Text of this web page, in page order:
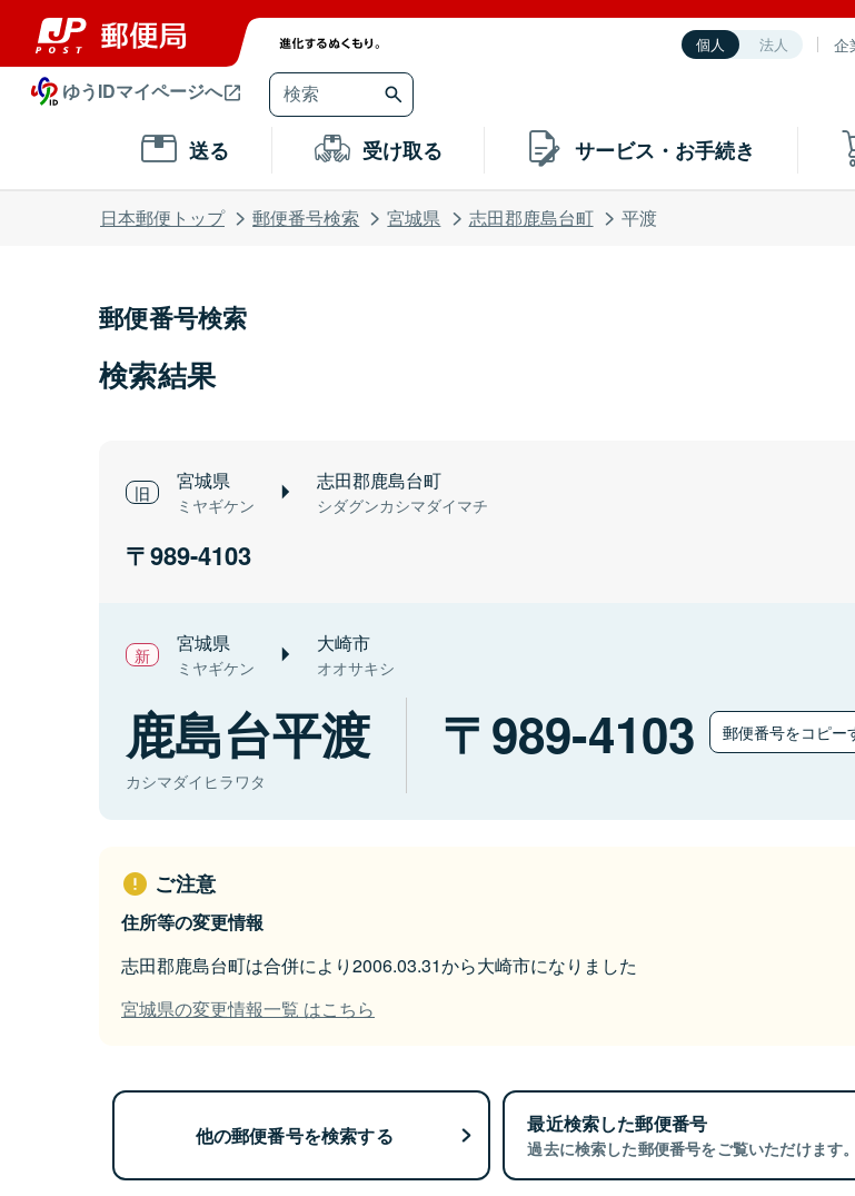
個人 法人 企
ゆうIDマイページへ
送る 受け取る サービス・お手続き
日本郵便トップ 郵便番号検索 宮城県 志田郡鹿島台町 平渡
郵便番号検索
検索結果
宮城県
ミヤギケン
志田郡鹿島台町
シダグンカシマダイマチ
989-4103
宮城県
ミヤギケン
大崎市
オオサキシ
鹿島台平渡
カシマダイヒラワタ
989-4103 郵便番号をコピー
ご注意
住所等の変更情報
志田郡鹿島台町は合併により2006.03.31から大崎市になりました
宮城県の変更情報一覧 はこちら
他の郵便番号を検索する 最近検索した郵便番号
過去に検索した郵便番号をご覧いただけます。